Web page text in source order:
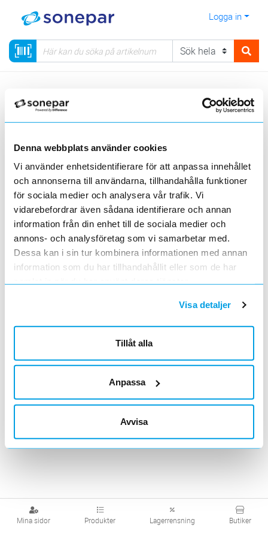
Denna webbplats använder cookies
Vi använder enhetsidentifierare för att anpassa innehållet
och annonserna till användarna, tillhandahålla funktioner
för sociala medier och analysera vår trafik. Vi
vidarebefordrar även sådana identifierare och annan
information från din enhet till de sociala medier och
annons- och analysföretag som vi samarbetar med.
Dessa kan i sin tur kombinera informationen med annan
information som du har tillhandahållit eller som de har
samlat in när du har använt deras tjänster.
Visa detaljer
Tillåt alla
Anpassa
Avvisa
Logga in
Mina sidor Produkter Lagerrensning Butiker
Direktverkande
Elradiatorer
Oljefyllda
radiatorer
Fläktkonvektor
Kamrörsradiator Tillfällig värme Frostvakt
Visa produkter från alla underliggande kategorier